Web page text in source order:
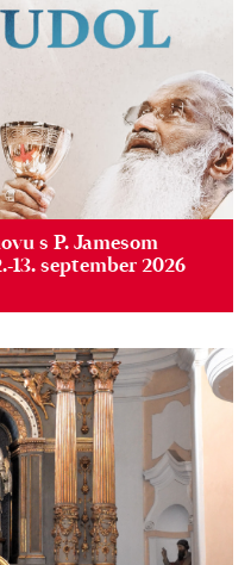
s P. Jamesom
13. september 2026